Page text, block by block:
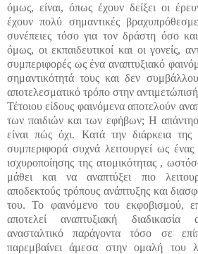
όμως, είναι, όπως έχουν δείξει οι
έχουν πολύ σημαντικές
συνέπειες τόσο για τον δράστη όσο
όμως, οι εκπαιδευτικοί και οι γονείς,
συμπεριφορές ως ένα αναπτυξιακό
σημαντικότητά τους και δεν
αποτελεσματικό τρόπο στην
Τέτοιου είδους φαινόμενα αποτελούν
των παιδιών και των εφήβων; Η
είναι πώς όχι. Κατά την διάρκεια της
συμπεριφορά συχνά λειτουργεί ως ένας
ισχυροποίησης της ατομικότητας ,
μάθει και να αναπτύξει πιο
αποδεκτούς τρόπους ανάπτυξης και
του. Το φαινόμενο του εκφοβισμού,
αποτελεί αναπτυξιακή
ανασταλτικό παράγοντα τόσο σε
παρεμβαίνει άμεσα στην ομαλή του